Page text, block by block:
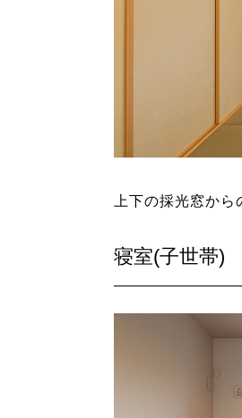
上下の採光窓か
寝室(子世帯)